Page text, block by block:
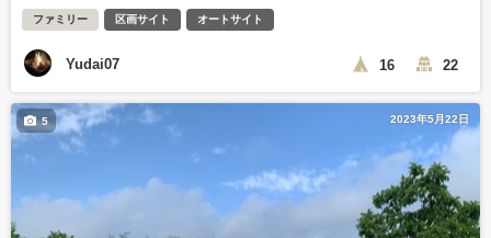
ファミリー 区画サイト オートサイト
Yudai07 16 22
2023年5月22日
5